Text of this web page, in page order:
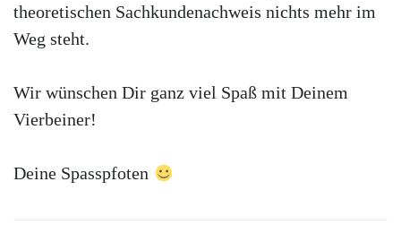
theoretischen Sachkundenachweis nichts mehr im
Weg steht.
Wir wünschen Dir ganz viel Spaß mit Deinem
Vierbeiner!
Deine Spasspfoten